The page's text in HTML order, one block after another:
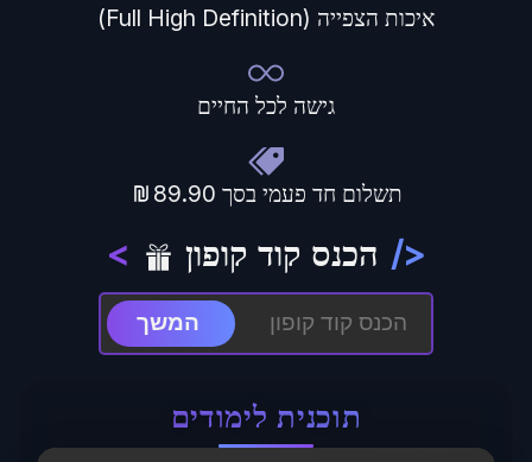
איכות הצפייה (Full High Definition)
גישה לכל החיים
תשלום חד פעמי בסך 89.90
</ הכנס קוד קופון >
המשך
תוכנית לימודים